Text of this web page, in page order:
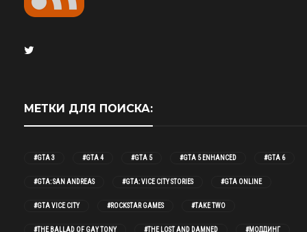
МЕТКИ ДЛЯ ПОИСКА:
#GTA 3 #GTA 4 #GTA 5 #GTA 5 ENHANCED #GTA 6
#GTA: SAN ANDREAS #GTA: VICE CITY STORIES #GTA ONLINE
#GTA VICE CITY #ROCKSTAR GAMES #TAKE TWO
#THE BALLAD OF GAY TONY #THE LOST AND DAMNED #МОДДИНГ